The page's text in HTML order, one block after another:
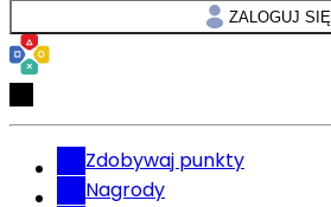
ZALOGUJ SIĘ
Zdobywaj punkty
Nagrody